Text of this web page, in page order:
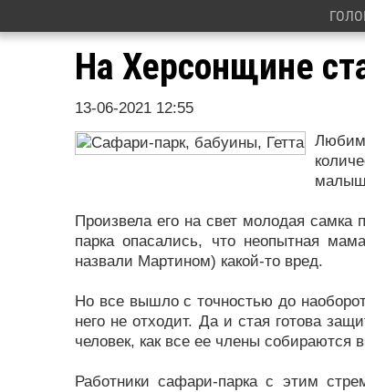
На Херсонщине
13-06-2021 12:55
Произвела его на свет молодая
парка опасались, что неопытная
назвали Мартином) какой-то вред.
Но все вышло с точностью до
него не отходит. Да и стая готова
человек, как все ее члены
Работники сафари-парка с этим